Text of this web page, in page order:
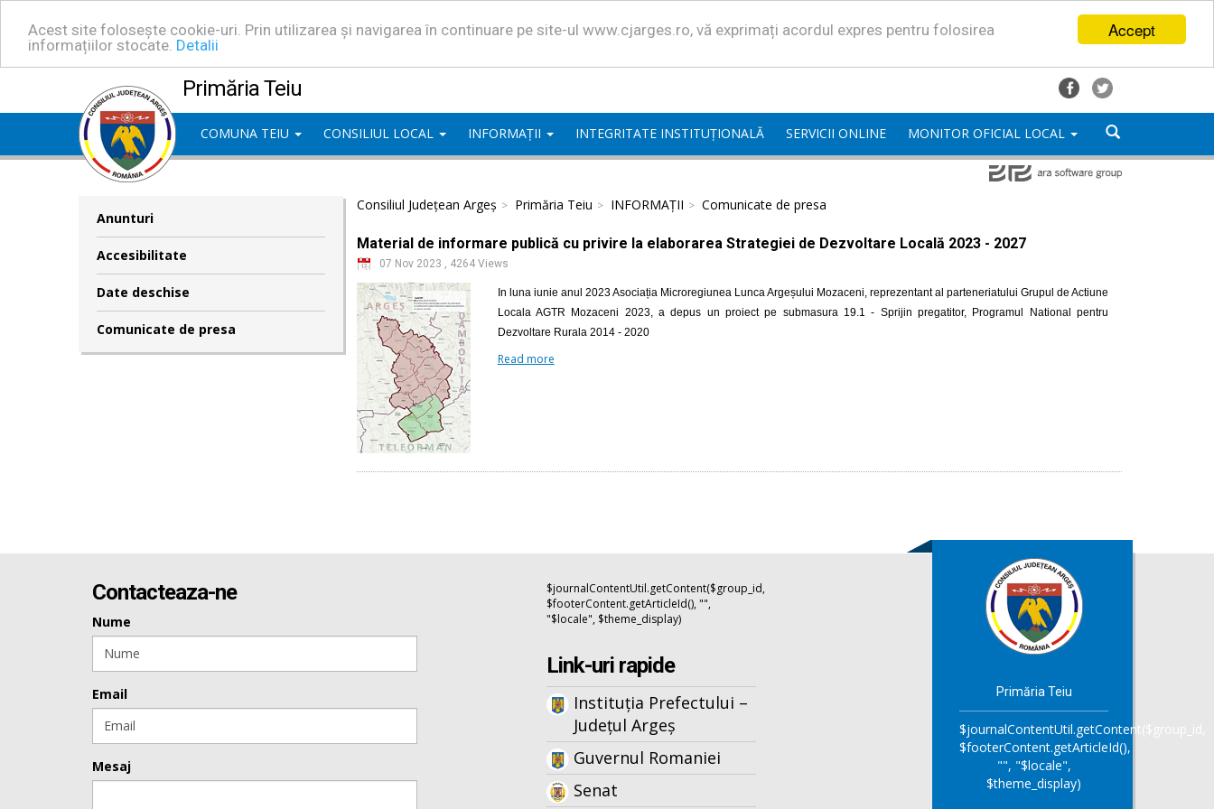
Accept
Acest site folosește cookie-uri. Prin utilizarea și navigarea în continuare pe site-ul www.cjarges.ro, vă exprimați acordul expres pentru folosirea
informațiilor stocate. Detalii
Primăria Teiu
COMUNA TEIU CONSILIUL LOCAL INFORMAȚII INTEGRITATE INSTITUȚIONALĂ SERVICII ONLINE MONITOR OFICIAL LOCAL
Anunturi
Accesibilitate
Date deschise
Comunicate de presa
Consiliul Județean Argeș Primăria Teiu INFORMAȚII Comunicate de presa
Material de informare publică cu privire la elaborarea Strategiei de Dezvoltare Locală 2023 - 2027
07 Nov 2023 , 4264 Views
In luna iunie anul 2023 Asociația Microregiunea Lunca Argeșului Mozaceni, reprezentant al parteneriatului Grupul de Actiune
Locala AGTR Mozaceni 2023, a depus un proiect pe submasura 19.1 - Sprijin pregatitor, Programul National pentru
Dezvoltare Rurala 2014 - 2020
Read more
Contacteaza-ne
Nume
Email
Mesaj
$journalContentUtil.getContent($group_id,
$footerContent.getArticleId(), "",
"$locale", $theme_display)
Link-uri rapide
Instituția Prefectului –
Județul Argeș
Guvernul Romaniei
Senat
Primăria Teiu
$journalContentUtil.getContent($group_id,
$footerContent.getArticleId(),
"", "$locale",
$theme_display)